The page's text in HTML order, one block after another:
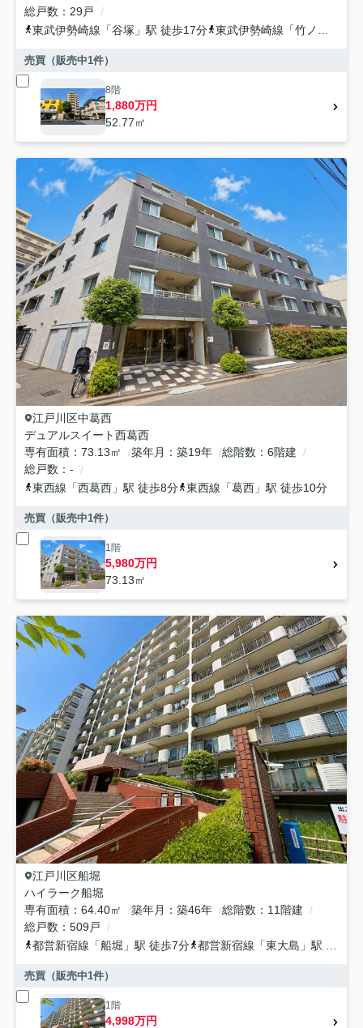
総戸数
29戸
東武伊勢崎線 「谷塚 」駅 徒歩17分 東武伊勢崎線 「竹ノ塚
売買（販売中1件）
8階
1,880万円
52.77㎡
江戸川区中葛西
デュアルスイート西葛西
専有面積
73.13㎡ 築年月 築19年 総階数
6階建
総戸数
-
東西線 「西葛西 」駅 徒歩8分 東西線 「葛西 」駅 徒歩10分
売買（販売中1件）
1階
5,980万円
73.13㎡
江戸川区船堀
ハイラーク船堀
専有面積
64.40㎡ 築年月 築46年 総階数
11階建
総戸数
509戸
都営新宿線 「船堀 」駅 徒歩7分 都営新宿線 「東大島 」駅 徒歩23分
売買（販売中1件）
1階
4,998万円